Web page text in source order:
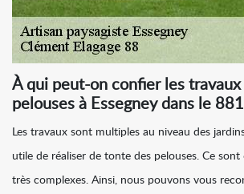
À qui peut-on confier les
pelouses à Essegney dans le
Les travaux sont multiples au niveau des
utile de réaliser de tonte des pelouses. Ce
très complexes. Ainsi, nous pouvons vous